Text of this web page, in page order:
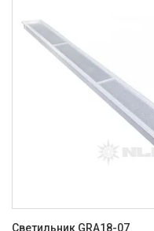
Аварийное
Промышленное
NLCO
Светильник GRA18-07